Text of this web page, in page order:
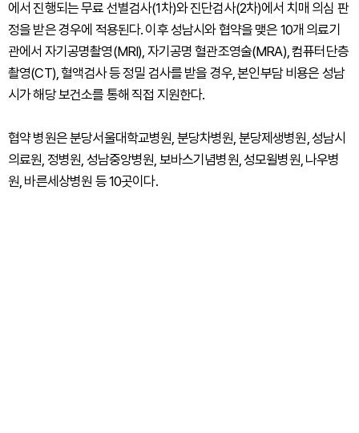
에서 진행되는 무료 선별검사(1차)와 진단검사(2차)에서 치매 의심 판
정을 받은 경우에 적용된다. 이후 성남시와 협약을 맺은 10개 의료기
관에서 자기공명촬영(MRI), 자기공명 혈관조영술(MRA), 컴퓨터단층
촬영(CT), 혈액검사 등 정밀 검사를 받을 경우, 본인부담 비용은 성남
시가 해당 보건소를 통해 직접 지원한다.
협약 병원은 분당서울대학교병원, 분당차병원, 분당제생병원, 성남시
의료원, 정병원, 성남중앙병원, 보바스기념병원, 성모윌병원, 나우병
원, 바른세상병원 등 10곳이다.